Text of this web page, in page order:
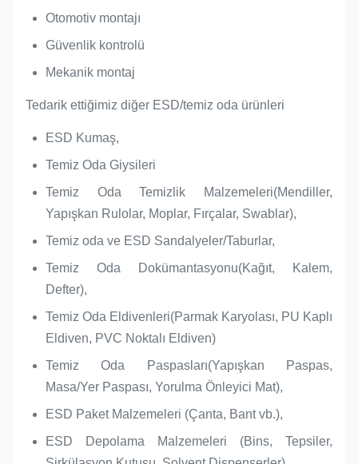
Otomotiv montajı
Güvenlik kontrolü
Mekanik montaj
Tedarik ettiğimiz diğer ESD/temiz oda ürünleri
ESD Kumaş,
Temiz Oda Giysileri
Temiz Oda Temizlik Malzemeleri(Mendiller,
Yapışkan Rulolar, Moplar, Fırçalar, Swablar),
Temiz oda ve ESD Sandalyeler/Taburlar,
Temiz Oda Dokümantasyonu(Kağıt, Kalem,
Defter),
Temiz Oda Eldivenleri(Parmak Karyolası, PU Kaplı
Eldiven, PVC Noktalı Eldiven)
Temiz Oda Paspasları(Yapışkan Paspas,
Masa/Yer Paspası, Yorulma Önleyici Mat),
ESD Paket Malzemeleri (Çanta, Bant vb.),
ESD Depolama Malzemeleri (Bins, Tepsiler,